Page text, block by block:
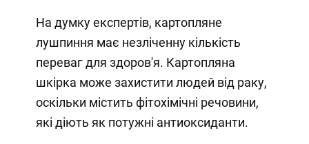
На думку експертів, картопляне
лушпиння має незліченну кількість
переваг для здоров'я. Картопляна
шкірка може захистити людей від раку,
оскільки містить фітохімічні речовини,
які діють як потужні антиоксиданти.